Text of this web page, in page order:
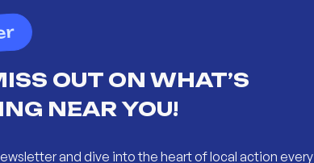
OUT ON WHAT’S
NEAR YOU!
and dive into the heart of local action every